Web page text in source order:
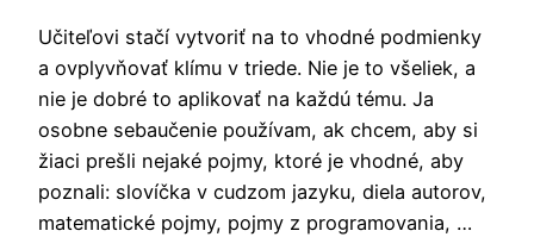
Učiteľovi stačí vytvoriť na to vhodné podmienky
a ovplyvňovať klímu v triede. Nie je to všeliek, a
nie je dobré to aplikovať na každú tému. Ja
osobne sebaučenie používam, ak chcem, aby si
žiaci prešli nejaké pojmy, ktoré je vhodné, aby
poznali: slovíčka v cudzom jazyku, diela autorov,
matematické pojmy, pojmy z programovania, …